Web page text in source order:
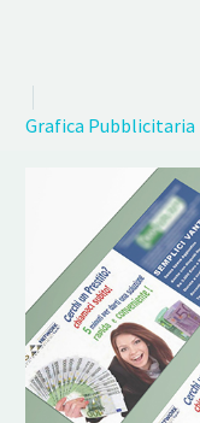
Grafica Pubblicitaria